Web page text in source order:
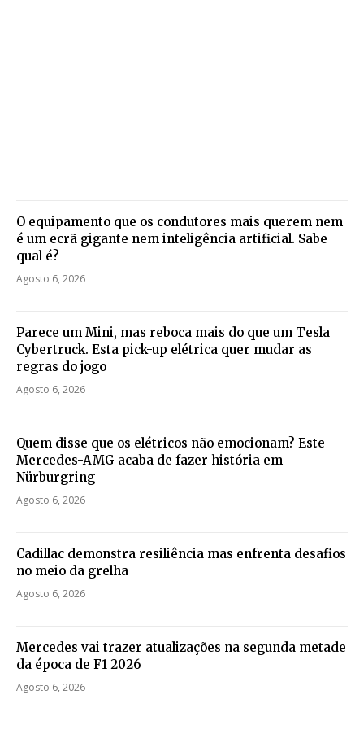
O equipamento que os condutores mais querem nem
é um ecrã gigante nem inteligência artificial. Sabe
qual é?
Agosto 6, 2026
Parece um Mini, mas reboca mais do que um Tesla
Cybertruck. Esta pick-up elétrica quer mudar as
regras do jogo
Agosto 6, 2026
Quem disse que os elétricos não emocionam? Este
Mercedes-AMG acaba de fazer história em
Nürburgring
Agosto 6, 2026
Cadillac demonstra resiliência mas enfrenta desafios
no meio da grelha
Agosto 6, 2026
Mercedes vai trazer atualizações na segunda metade
da época de F1 2026
Agosto 6, 2026